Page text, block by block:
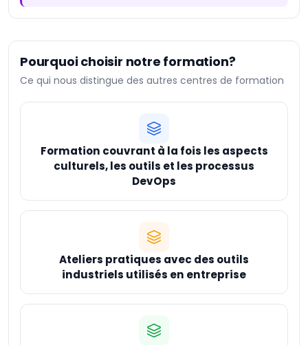
Pourquoi choisir notre formation?
Ce qui nous distingue des autres centres de formation
Formation couvrant à la fois les aspects
culturels, les outils et les processus
DevOps
Ateliers pratiques avec des outils
industriels utilisés en entreprise